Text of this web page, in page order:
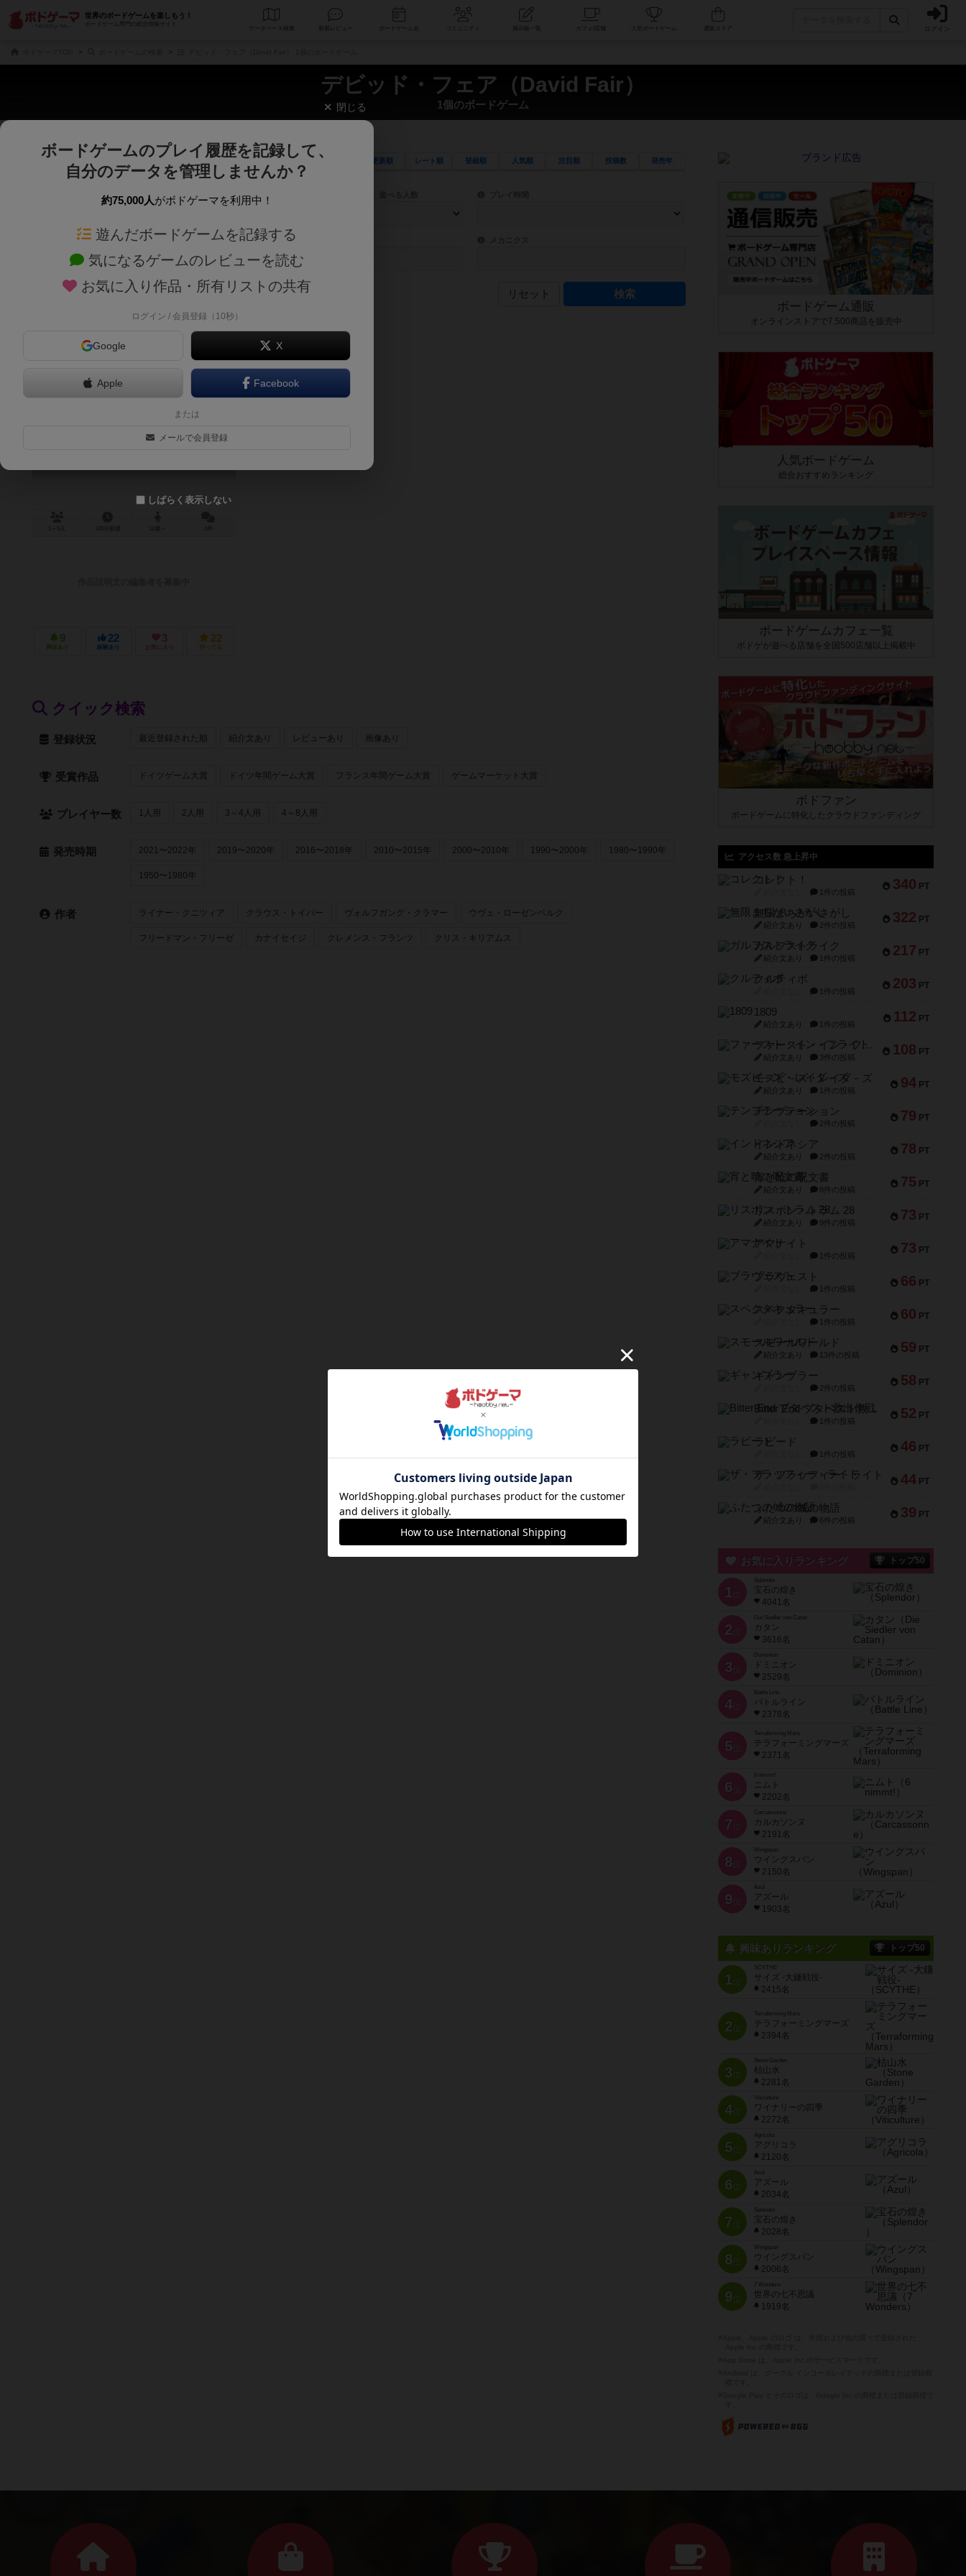
世界のボードゲームを楽しもう！
ボードゲーム専門の総合情報サイト
データベース コミュニティ 人気ボードゲーム ログイン
デビッド・フェア（David Fair）
1個のボードゲーム
じっくり表示 更新順 レート順 登録順 人気順 注目順 投稿数 発売年
商品名、商品説明文、デザイナー名、テーマ名、メカニクス名を対象にフリーワード検索ができます。
ゲームデザイナー名を指定して検索できます。
ゲームデザイナー 目安となる所要時間を指定することができます。マニュアルを読む時間や参加者へのルール説明時間は含まれていないため、初めて
対象年齢を指定します。 世界観や登場人物などモチーフ・ストーリーを指定することができます。直感的にゲームシステムを理解できるよう、中世ファンタジー・クッキング・海賊同士の対決など、ゲームコンセプトを絞
テーマ/フレーバー ゲーム性を構成するコアシステムです。主にボードゲームに慣れている方向けの絞込機能です。例えば「ダイスロール」はランダ
リセット
アグリコラ：Xデッキ
9
興味あり
22
経験あり
3
お気に入り
22
持ってる
クイック検索
登録状況 最近登録された順 紹介文あり レビューあり 画像あり
受賞作品 ドイツゲーム大賞 ドイツ年間ゲーム大賞 フランス年間ゲーム大賞 ゲームマーケット大賞
プレイヤー数 1人用 2人用 3～4人用 4～8人用
発売時期 2021〜2022年 2019〜2020年 2016〜2018年 2010〜2015年 2000〜2010年 1990〜2000年 1980〜1990年
1950〜1980年
作者 ライナー・クニツィア クラウス・トイバー ヴォルフガング・クラマー ウヴェ・ローゼンベルク
フリードマン・フリーゼ カナイセイジ クレメンス・フランツ クリス・キリアムス
ボードゲーム通販
オンラインストアで7,500商品を販売中
人気ボードゲーム
総合おすすめランキング
ボードゲームカフェ一覧
ボドゲが遊べる店舗を全国500店舗以上掲載中
ボドファン
ボードゲームに特化したクラウドファンディング
アクセス数 急上昇中
340 PT
コレクト！
1件の投稿
322 PT
無限まちがいさがし
紹介文あり 2件の投稿
217 PT
ガルフストライク
紹介文あり 1件の投稿
203 PT
クルティボ
1件の投稿
112 PT
1809
紹介文あり 1件の投稿
108 PT
ファースト・イン・フライト
紹介文あり 3件の投稿
94 PT
モズビ－ズ・レイダ－ズ
紹介文あり 1件の投稿
79 PT
テンプテーション
2件の投稿
78 PT
インドネシア
紹介文あり 2件の投稿
75 PT
宵と暁の呪文書
紹介文あり 8件の投稿
73 PT
リスボン・トラム 28
紹介文あり 9件の投稿
73 PT
アマナイト
1件の投稿
66 PT
ブラヴェスト
1件の投稿
60 PT
スペクタキュラー
1件の投稿
59 PT
スモールワールド
紹介文あり 13件の投稿
58 PT
ギャンブラー
2件の投稿
52 PT
Bitter End ブタペスト救出作戦
1件の投稿
46 PT
ラピード
1件の投稿
44 PT
ザ・フラッフィー・ライト
39 PT
ふたつの城の物語
紹介文あり 6件の投稿
お気に入りランキング トップ50
1 位
宝石の煌き
4041名
2 位
Die Siedler von Catan
カタン
3616名
3 位
ドミニオン
2529名
4位
Battle Line
バトルライン
2378名
5 位
Terraforming Mars
テラフォーミングマーズ
2371名
6 位
ニムト
2202名
7 位
Carcassonne
カルカソンヌ
2191名
8 位
Wingspan
ウイングスパン
2150名
9 位
Azul
アズール
1903名
興味ありランキング トップ50
1位
SCYTHE
サイズ -大鎌戦役-
2415名
2位
Terraforming Mars
テラフォーミングマーズ
2394名
3位
Stone Garden
枯山水
2281名
4位
Viticulture
ワイナリーの四季
2272名
5位
Agricola
アグリコラ
2120名
6位
Azul
アズール
2034名
7位
宝石の煌き
2028名
8位
Wingspan
ウイングスパン
2006名
9位
7 Wonders
世界の七不思議
1919名
閉じる
ボードゲームのプレイ履歴を記録して、
自分のデータを管理しませんか？
約75,000人がボドゲーマを利用中！
遊んだボードゲームを記録する
気になるゲームのレビューを読む
お気に入り作品・所有リストの共有
ログイン / 会員登録（10秒）
Google X
Apple Facebook
または
メールで会員登録
しばらく表示しない